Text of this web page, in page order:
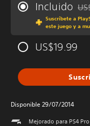
Incluido
Suscríbete a
este juego y a
US$19.99
Disponible 29/07/2014
Mejorado para PS4 Pro